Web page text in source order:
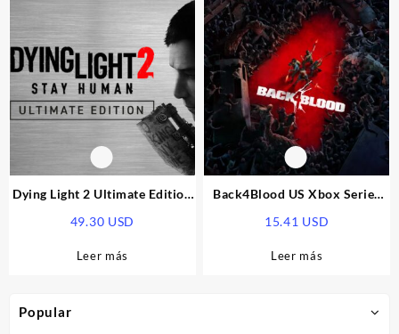
Popular
Dying Light 2 Ultimate Edition
49.30 USD
Leer más
Back4Blood US Xbox Series
15.41 USD
Leer más